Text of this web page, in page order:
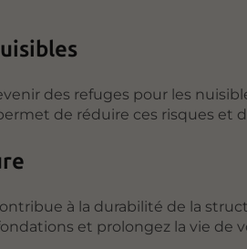
des refuges pour les
de réduire ces risques et
à la durabilité de la
et prolongez la vie de